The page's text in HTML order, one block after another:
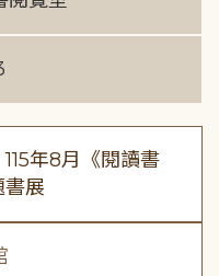
115年8月《閱讀書
展